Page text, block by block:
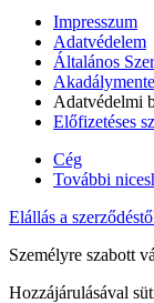
Impresszum
Adatvédelem
Általános
Adatvédelmi
Előfizetéses
Cég
További
Elállás a
Személyre szabott
Hozzájárulásával